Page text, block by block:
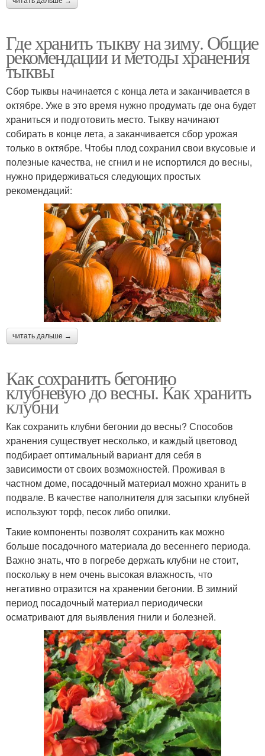
Где хранить тыкву на зиму. Общие
рекомендации и методы хранения
тыквы
Сбор тыквы начинается с конца лета и заканчивается в
октябре. Уже в это время нужно продумать где она будет
храниться и подготовить место. Тыкву начинают
собирать в конце лета, а заканчивается сбор урожая
только в октябре. Чтобы плод сохранил свои вкусовые и
полезные качества, не сгнил и не испортился до весны,
нужно придерживаться следующих простых
рекомендаций:
читать дальше →
Как сохранить бегонию
клубневую до весны. Как хранить
клубни
Как сохранить клубни бегонии до весны? Способов
хранения существует несколько, и каждый цветовод
подбирает оптимальный вариант для себя в
зависимости от своих возможностей. Проживая в
частном доме, посадочный материал можно хранить в
подвале. В качестве наполнителя для засыпки клубней
используют торф, песок либо опилки.
Такие компоненты позволят сохранить как можно
больше посадочного материала до весеннего периода.
Важно знать, что в погребе держать клубни не стоит,
поскольку в нем очень высокая влажность, что
негативно отразится на хранении бегонии. В зимний
период посадочный материал периодически
осматривают для выявления гнили и болезней.